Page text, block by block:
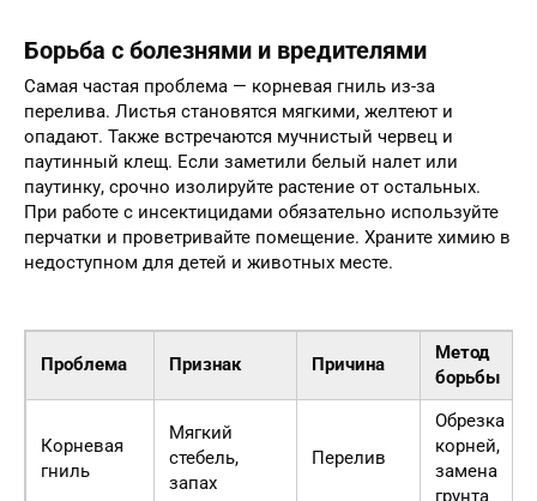
Борьба с болезнями и вредителями
Самая частая проблема — корневая гниль из-за
перелива. Листья становятся мягкими, желтеют и
опадают. Также встречаются мучнистый червец и
паутинный клещ. Если заметили белый налет или
паутинку, срочно изолируйте растение от остальных.
При работе с инсектицидами обязательно используйте
перчатки и проветривайте помещение. Храните химию в
недоступном для детей и животных месте.
Проблема Признак Причина
Метод
борьбы
Корневая
гниль
Мягкий
стебель,
запах
Перелив
Обрезка
корней,
замена
грунта